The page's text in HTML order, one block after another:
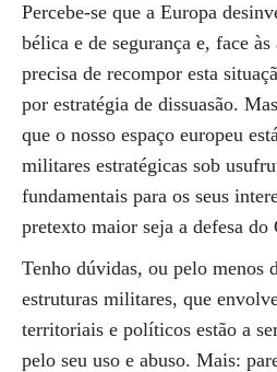
Percebe-se que a Europa
bélica e de segurança e, face às
precisa de recompor esta
por estratégia de dissuasão.
que o nosso espaço europeu
militares estratégicas sob
fundamentais para os seus
pretexto maior seja a defesa do
Tenho dúvidas, ou pelo menos
estruturas militares, que
territoriais e políticos estão a
pelo seu uso e abuso. Mais: